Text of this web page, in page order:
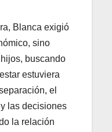
Blanca exigió
sino
buscando
estuviera
el
las decisiones
la relación